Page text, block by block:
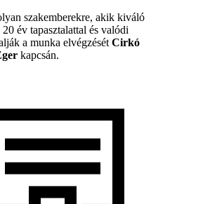
szakemberekre, akik kiváló
év tapasztalattal és valódi
a munka elvégzését Cirkó
kapcsán.